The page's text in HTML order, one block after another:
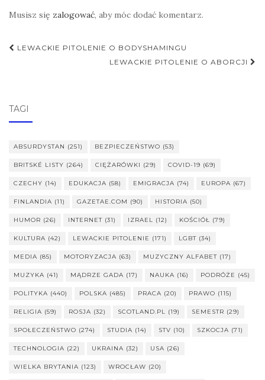
Musisz się zalogować, aby móc dodać komentarz.
Nawigacja
LEWACKIE PITOLENIE O BODYSHAMINGU
LEWACKIE PITOLENIE O ABORCJI
TAGI
ABSURDYSTAN (251) BEZPIECZEŃSTWO (53)
BRITSKÉ LISTY (264) CIĘŻARÓWKI (29) COVID-19 (69)
CZECHY (14) EDUKACJA (58) EMIGRACJA (74) EUROPA (67)
FINLANDIA (11) GAZETAE.COM (90) HISTORIA (50)
HUMOR (26) INTERNET (31) IZRAEL (12) KOŚCIÓŁ (79)
KULTURA (42) LEWACKIE PITOLENIE (171) LGBT (34)
MEDIA (85) MOTORYZACJA (63) MUZYCZNY ALFABET (17)
MUZYKA (41) MĄDRZE GADA (17) NAUKA (16) PODRÓŻE (45)
POLITYKA (440) POLSKA (485) PRACA (20) PRAWO (115)
RELIGIA (59) ROSJA (32) SCOTLAND.PL (19) SEMESTR (29)
SPOŁECZEŃSTWO (274) STUDIA (14) STV (10) SZKOCJA (71)
TECHNOLOGIA (22) UKRAINA (32) USA (26)
WIELKA BRYTANIA (123) WROCŁAW (20)